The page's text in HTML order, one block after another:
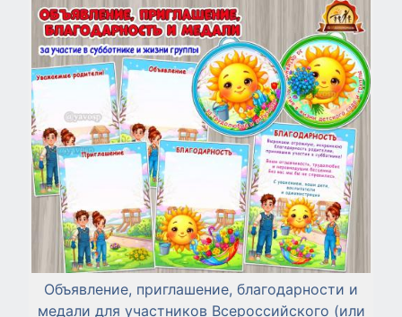
Объявление, приглашение, благодарности и
медали для участников Всероссийского (или